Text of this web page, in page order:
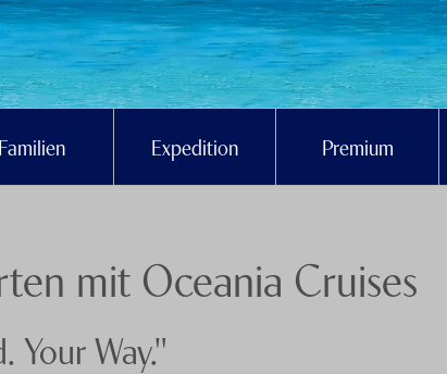
Familien Expedition Premium
mit Oceania Cruises
Your Way."